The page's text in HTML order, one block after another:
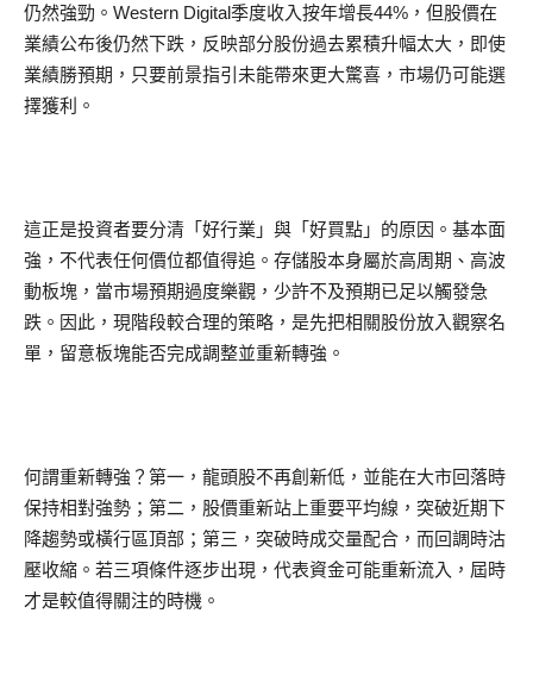
仍然強勁。Western Digital季度收入按年增長44%，但股價在
業績公布後仍然下跌，反映部分股份過去累積升幅太大，即使
業績勝預期，只要前景指引未能帶來更大驚喜，市場仍可能選
擇獲利。
這正是投資者要分清「好行業」與「好買點」的原因。基本面
強，不代表任何價位都值得追。存儲股本身屬於高周期、高波
動板塊，當市場預期過度樂觀，少許不及預期已足以觸發急
跌。因此，現階段較合理的策略，是先把相關股份放入觀察名
單，留意板塊能否完成調整並重新轉強。
何謂重新轉強？第一，龍頭股不再創新低，並能在大市回落時
保持相對強勢；第二，股價重新站上重要平均線，突破近期下
降趨勢或橫行區頂部；第三，突破時成交量配合，而回調時沽
壓收縮。若三項條件逐步出現，代表資金可能重新流入，屆時
才是較值得關注的時機。